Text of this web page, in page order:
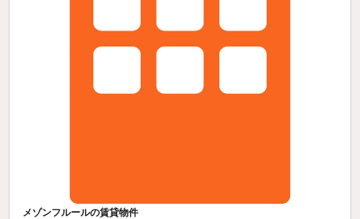
メゾンフルールの賃貸物件